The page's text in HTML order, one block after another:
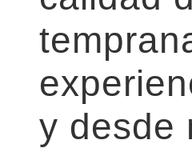
y desde